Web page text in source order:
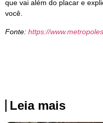
que vai além do placar e
você.
Fonte: https://
Leia mais